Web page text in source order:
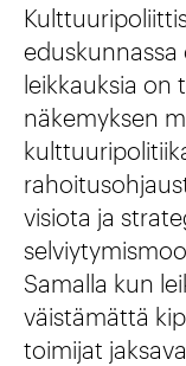
eduskunnassa
leikkauksia on
näkemyksen
visiota ja
Samalla kun
väistämättä
toimijat